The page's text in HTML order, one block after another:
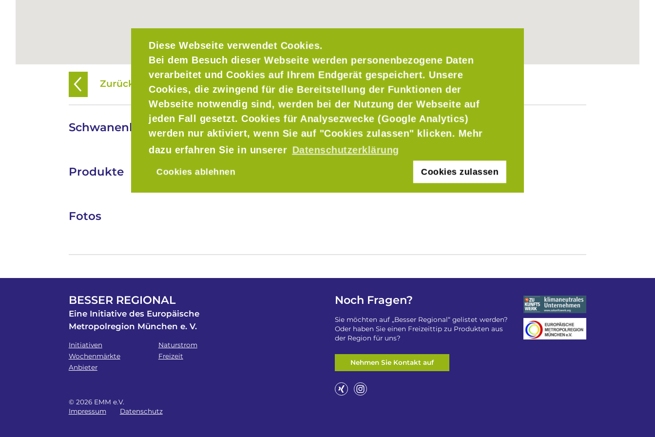
Diese Webseite verwendet Cookies.
Bei dem Besuch dieser Webseite werden personenbezogene Daten
verarbeitet und Cookies auf Ihrem Endgerät gespeichert. Unsere
Cookies, die zwingend für die Bereitstellung der Funktionen der
Webseite notwendig sind, werden bei der Nutzung der Webseite auf
jeden Fall gesetzt. Cookies für Analysezwecke (Google Analytics)
werden nur aktiviert, wenn Sie auf "Cookies zulassen" klicken. Mehr
dazu erfahren Sie in unserer Datenschutzerklärung
Cookies ablehnen Cookies zulassen
Zurück zur Übersicht
Schwanenbräu Fritz Carry
Produkte
Fotos
BESSER REGIONAL
Eine Initiative des Europäische
Metropolregion München e. V.
Initiativen
Wochenmärkte
Anbieter
Naturstrom
Freizeit
© 2026 EMM e.V.
Impressum
Datenschutz
Noch Fragen?
Sie möchten auf „Besser Regional“ gelistet werden?
Oder haben Sie einen Freizeittip zu Produkten aus
der Region für uns?
Nehmen Sie Kontakt auf